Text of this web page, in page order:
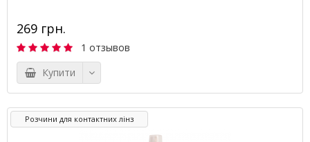
269 грн.
1 отзывов
Купити
Розчини для контактних лінз